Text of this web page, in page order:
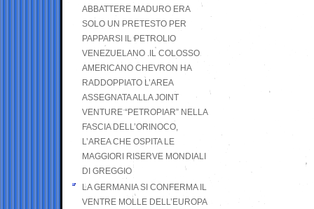
ABBATTERE MADURO ERA
SOLO UN PRETESTO PER
PAPPARSI IL PETROLIO
VENEZUELANO .IL COLOSSO
AMERICANO CHEVRON HA
RADDOPPIATO L’AREA
ASSEGNATA ALLA JOINT
VENTURE “PETROPIAR” NELLA
FASCIA DELL’ORINOCO,
L’AREA CHE OSPITA LE
MAGGIORI RISERVE MONDIALI
DI GREGGIO
LA GERMANIA SI CONFERMA IL
VENTRE MOLLE DELL’EUROPA